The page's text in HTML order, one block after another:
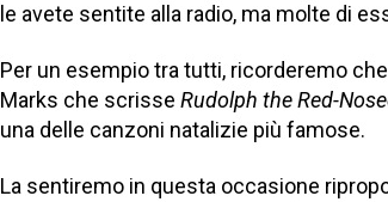
le avete sentite alla radio, ma molte di
Per un esempio tra tutti, ricorderemo
Marks che scrisse Rudolph the Red-
una delle canzoni natalizie più famose.
La sentiremo in questa occasione